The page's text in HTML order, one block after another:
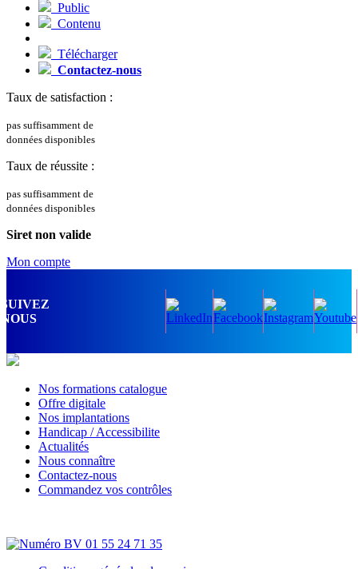
Public
Contenu
Télécharger
Contactez-nous
Taux de satisfaction :
pas suffisamment de
données disponibles
Taux de réussite :
pas suffisamment de
données disponibles
Siret non valide
Mon compte
SUIVEZ
NOUS
Nos formations catalogue
Offre digitale
Nos implantations
Handicap / Accessibilite
Actualités
Nous connaître
Contactez-nous
Commandez vos contrôles